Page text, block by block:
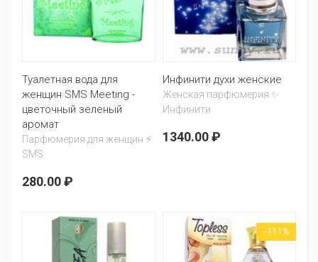
Туалетная вода для
женщин SMS Meeting -
цветочный зеленый
аромат
Парфюмерия для женщин ⚡
SMS
280.00 ₽
Инфинити духи женские
Женская парфюмерия ✨
Инфинити
1340.00 ₽
--111%